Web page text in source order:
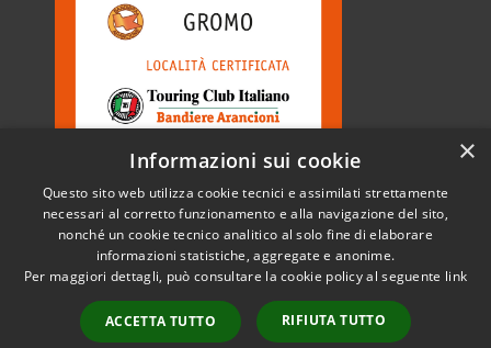
Accessibilità
Copyright © 2026 • Comune di
Gromo • Powered by
Municipium•
Accesso
×
Informazioni sui cookie
Questo sito web utilizza cookie tecnici e assimilati strettamente
necessari al corretto funzionamento e alla navigazione del sito,
nonché un cookie tecnico analitico al solo fine di elaborare
informazioni statistiche, aggregate e anonime.
Per maggiori dettagli, può consultare la cookie policy al seguente link
ACCETTA TUTTO RIFIUTA TUTTO